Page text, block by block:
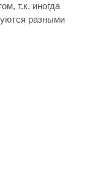
т.к. иногда
разными